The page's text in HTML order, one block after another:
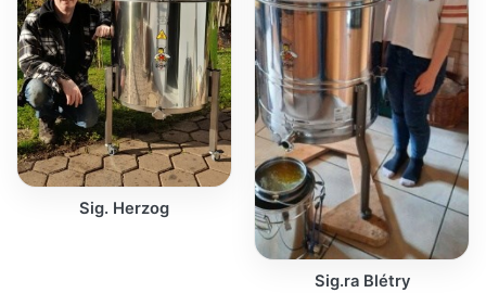
Sig. Herzog
Sig.ra Blétry